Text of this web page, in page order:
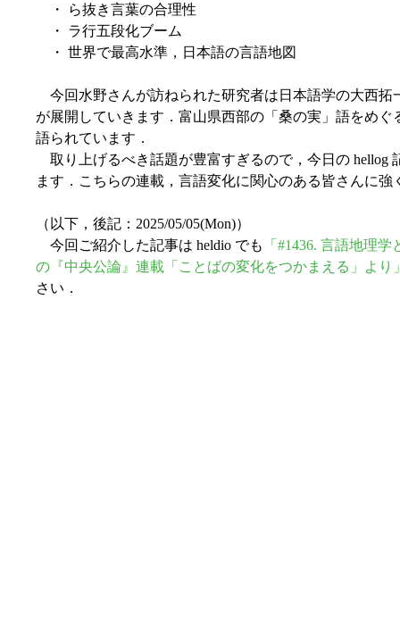
・ ら抜き言葉の合理性
・ ラ行五段化ブーム
・ 世界で最高水準，日本語の言語地図
今回水野さんが訪ねられた研究者は日本語学の大西拓
が展開していきます．富山県西部の「桑の実」語をめ
語られています．
取り上げるべき話題が豊富すぎるので，今日の hellog
ます．こちらの連載，言語変化に関心のある皆さんに強
（以下，後記：2025/05/05(Mon)）
今回ご紹介した記事は heldio でも
「#1436. 言語地理
の『中央公論』連載「ことばの変化をつかまえる」より
さい．